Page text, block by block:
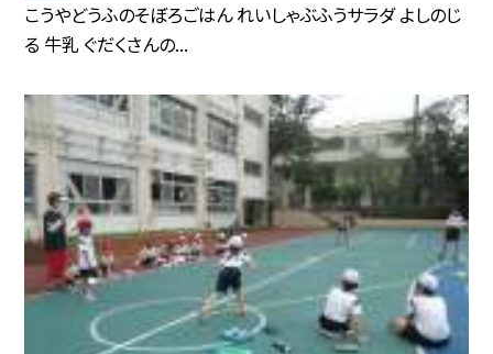
こうやどうふのそぼろごはん れいしゃぶふうサラダ よしのじ
る 牛乳 ぐだくさんの...